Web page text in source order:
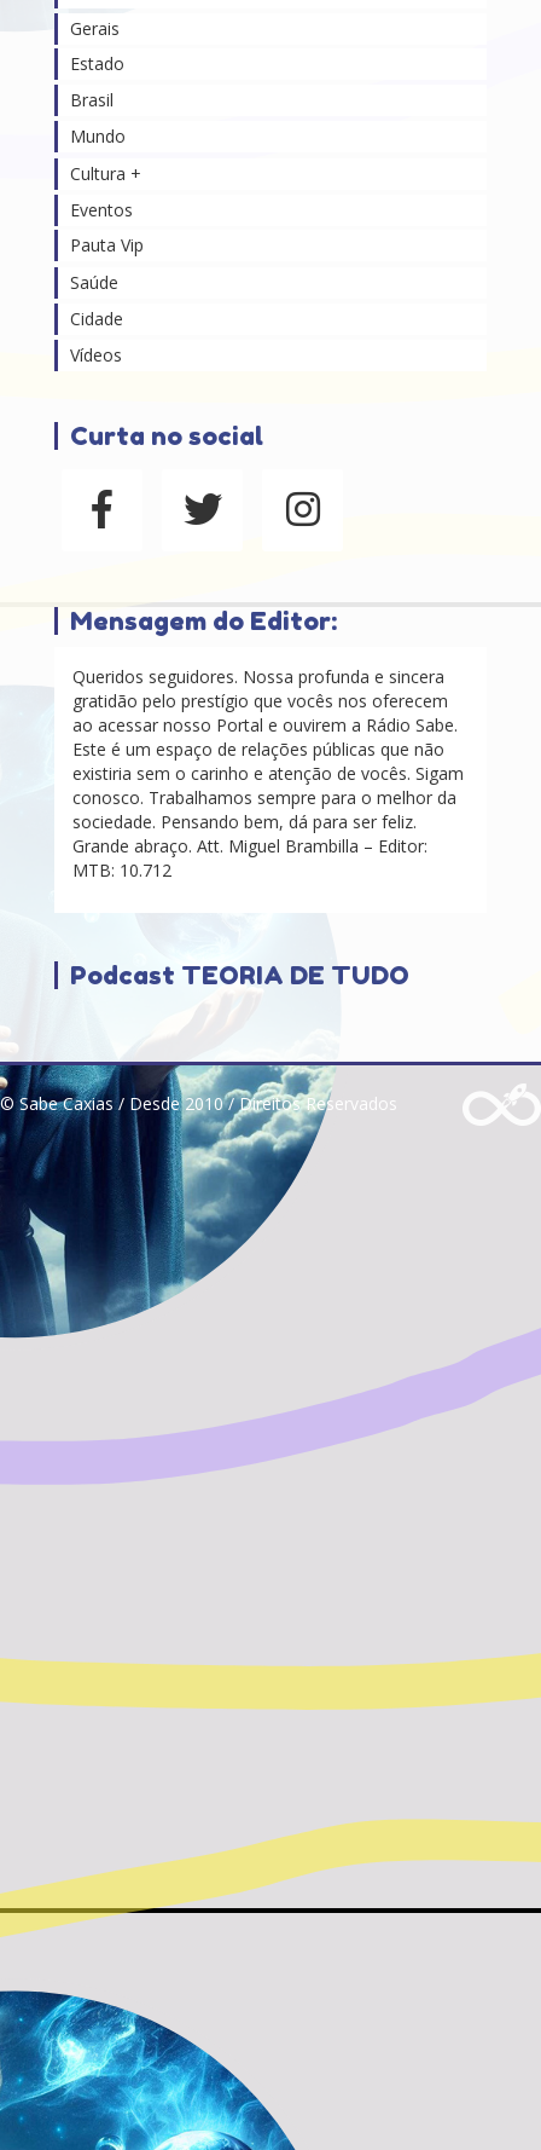
Gerais
Estado
Brasil
Mundo
Cultura +
Eventos
Pauta Vip
Saúde
Cidade
Vídeos
Curta no social
Mensagem do Editor:
Queridos seguidores. Nossa profunda e sincera
gratidão pelo prestígio que vocês nos oferecem
ao acessar nosso Portal e ouvirem a Rádio Sabe.
Este é um espaço de relações públicas que não
existiria sem o carinho e atenção de vocês. Sigam
conosco. Trabalhamos sempre para o melhor da
sociedade. Pensando bem, dá para ser feliz.
Grande abraço. Att. Miguel Brambilla – Editor:
MTB: 10.712
Podcast TEORIA DE TUDO
© Sabe Caxias / Desde 2010 / Direitos Reservados